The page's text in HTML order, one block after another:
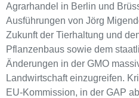
Agrarhandel in Berlin und
Ausführungen von Jörg
Zukunft der Tierhaltung und
Pflanzenbaus sowie dem
Änderungen in der GMO
Landwirtschaft einzugreifen.
EU-Kommission, in der GAP